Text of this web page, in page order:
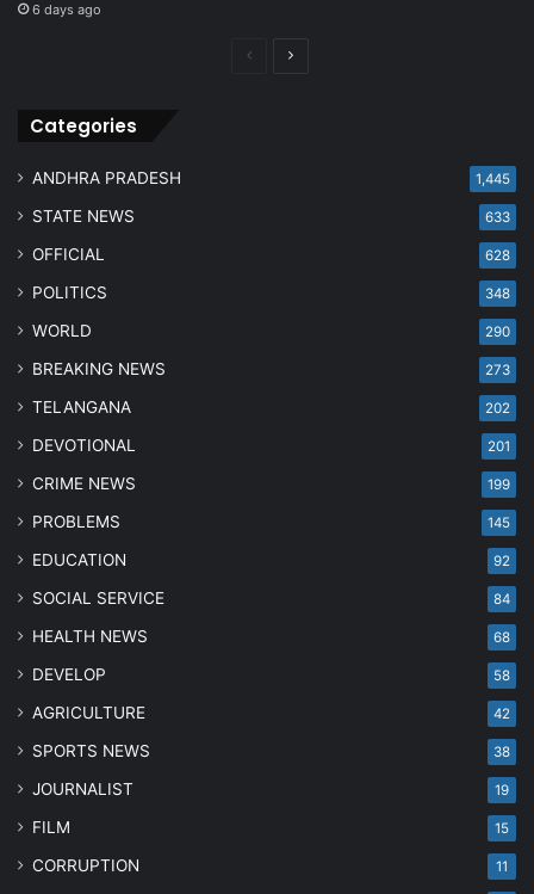
6 days ago
PreviousNext
Categories
ANDHRA PRADESH 1,445
STATE NEWS 633
OFFICIAL 628
POLITICS 348
WORLD 290
BREAKING NEWS 273
TELANGANA 202
DEVOTIONAL 201
CRIME NEWS 199
PROBLEMS 145
EDUCATION 92
SOCIAL SERVICE 84
HEALTH NEWS 68
DEVELOP 58
AGRICULTURE 42
SPORTS NEWS 38
JOURNALIST 19
FILM 15
CORRUPTION 11